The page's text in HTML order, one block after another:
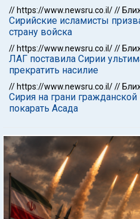
// https://www.newsru.co.il///
Сирийские исламисты
страну войска
// https://www.newsru.co.il///
ЛАГ поставила Сирии
прекратить насилие
// https://www.newsru.co.il///
Сирия на грани
покарать Асада